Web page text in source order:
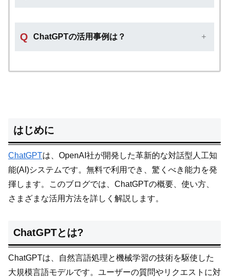
Q ChatGPTの活用事例は？
はじめに
ChatGPTは、OpenAI社が開発した革新的な対話型人工知
能(AI)システムです。無料で利用でき、驚くべき能力を発
揮します。このブログでは、ChatGPTの概要、使い方、
さまざまな活用方法を詳しく解説します。
ChatGPTとは?
ChatGPTは、自然言語処理と機械学習の技術を駆使した
大規模言語モデルです。ユーザーの質問やリクエストに対